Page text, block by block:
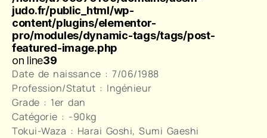
judo.fr/public_html/wp-
content/plugins/elementor-
pro/modules/dynamic-tags/tags/post-
featured-image.php
on line39
Date de naissance : 7/06/1988
Profession/Statut : Ingénieur
Grade : 1er dan
Catégorie : -90kg
Tokui-Waza : Harai Goshi, Sumi Gaeshi